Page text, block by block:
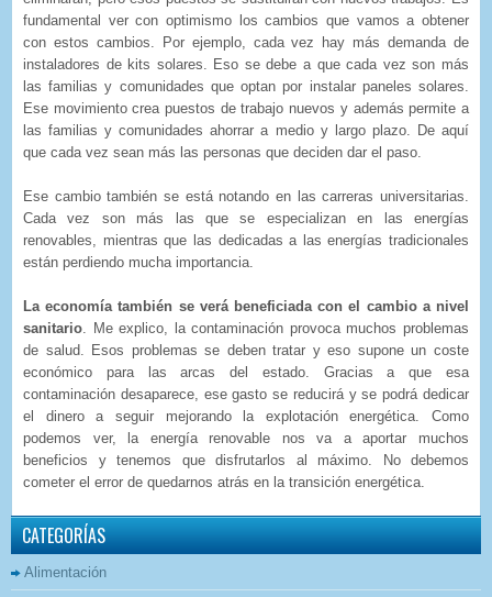
fundamental ver con optimismo los cambios que vamos a obtener
con estos cambios. Por ejemplo, cada vez hay más demanda de
instaladores de kits solares. Eso se debe a que cada vez son más
las familias y comunidades que optan por instalar paneles solares.
Ese movimiento crea puestos de trabajo nuevos y además permite a
las familias y comunidades ahorrar a medio y largo plazo. De aquí
que cada vez sean más las personas que deciden dar el paso.
Ese cambio también se está notando en las carreras universitarias.
Cada vez son más las que se especializan en las energías
renovables, mientras que las dedicadas a las energías tradicionales
están perdiendo mucha importancia.
La economía también se verá beneficiada con el cambio a nivel
sanitario. Me explico, la contaminación provoca muchos problemas
de salud. Esos problemas se deben tratar y eso supone un coste
económico para las arcas del estado. Gracias a que esa
contaminación desaparece, ese gasto se reducirá y se podrá dedicar
el dinero a seguir mejorando la explotación energética. Como
podemos ver, la energía renovable nos va a aportar muchos
beneficios y tenemos que disfrutarlos al máximo. No debemos
cometer el error de quedarnos atrás en la transición energética.
CATEGORÍAS
Alimentación